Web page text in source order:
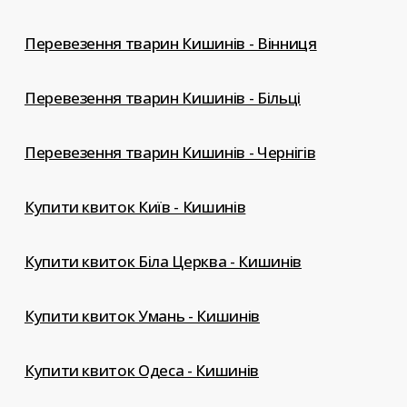
Перевезення тварин Кишинів - Вінниця
Перевезення тварин Кишинів - Більці
Перевезення тварин Кишинів - Чернігів
Купити квиток Київ - Кишинів
Купити квиток Біла Церква - Кишинів
Купити квиток Умань - Кишинів
Купити квиток Одеса - Кишинів